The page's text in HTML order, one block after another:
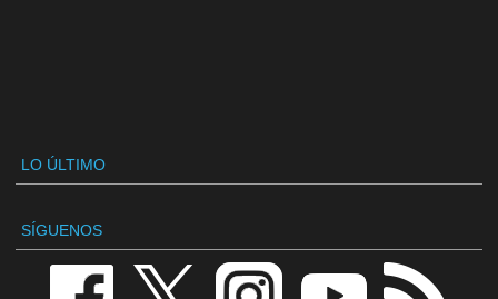
LO ÚLTIMO
SÍGUENOS